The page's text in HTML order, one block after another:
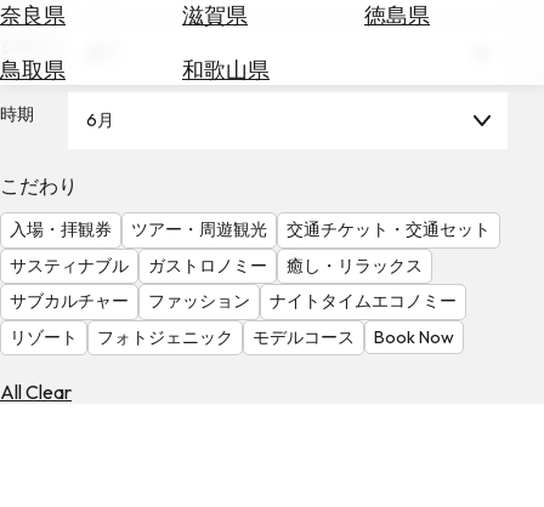
奈良県
滋賀県
徳島県
鳥取県
和歌山県
テ
を
調
べ
る
天
気
を
見
る
時期 6月
こだわり
入場・拝観券 ツアー・周遊観光
交通チケット・交通セット
サスティナブル
ガストロノミー
癒し・リラックス
サブカルチャー
ファッション
ナイトタイムエコノミー
リゾート
フォトジェニック モデルコース Book Now
All Clear